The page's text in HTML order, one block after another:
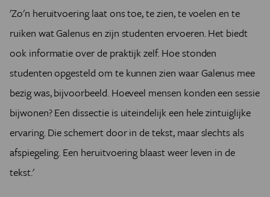
'Zo'n heruitvoering laat ons toe, te zien, te voelen en te
ruiken wat Galenus en zijn studenten ervoeren. Het biedt
ook informatie over de praktijk zelf. Hoe stonden
studenten opgesteld om te kunnen zien waar Galenus mee
bezig was, bijvoorbeeld. Hoeveel mensen konden een sessie
bijwonen? Een dissectie is uiteindelijk een hele zintuiglijke
ervaring. Die schemert door in de tekst, maar slechts als
afspiegeling. Een heruitvoering blaast weer leven in de
tekst.'